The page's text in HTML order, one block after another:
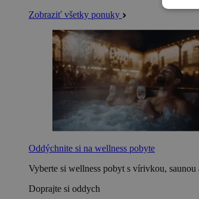
Zobraziť všetky ponuky
Oddýchnite si na wellness pobyte
Vyberte si wellness pobyt s vírivkou,
Doprajte si oddych